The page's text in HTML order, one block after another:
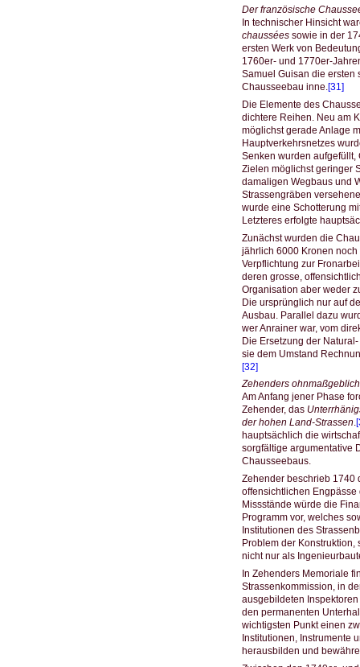
Der französische
In technischer Hinsicht
chausséessowie in der
ersten Werk von
1760er- und 1770er-
Samuel Guisan die ersten
Chausseebau inne.[31]
Die Elemente des
dichtere Reihen. Neu am
möglichst gerade Anlage
Hauptverkehrsnetzes
Senken wurden
Zielen möglichst geringer
damaligen Wegbaus und
Strassengräben
wurde eine Schotterung
Letzteres erfolgte
Zunächst wurden die
jährlich 6000 Kronen noch
Verpflichtung zur
deren grosse,
Organisation aber weder
Die ursprünglich nur auf
Ausbau. Parallel dazu
wer Anrainer war, vom
Die Ersetzung der
sie dem Umstand
[32]
Zehenders
Am Anfang jener Phase
Zehender, das
der hohen Land-Strassen.
hauptsächlich die
sorgfältige argumentative
Chausseebaus.
Zehender beschrieb 1740
offensichtlichen
Missstände würde die
Programm vor, welches
Institutionen des
Problem der
nicht nur als
In Zehenders Memoriale
Strassenkommission, in
ausgebildeten
den permanenten
wichtigsten Punkt einen
Institutionen, Instrumente
herausbilden und